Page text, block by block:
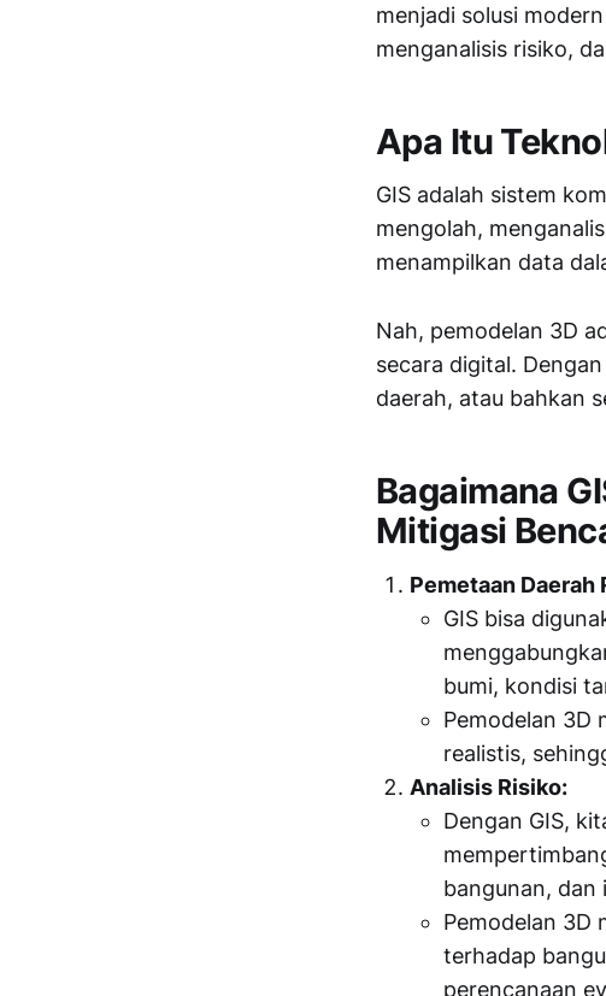
menjadi solusi
menganalisis risiko,
Apa Itu
GIS adalah sistem
mengolah,
menampilkan data
Nah, pemodelan 3D
secara digital.
daerah, atau bahkan
Bagaimana
Mitigasi
Pemetaan Daerah
GIS bisa
bumi, kondisi
Pemodelan 3D
realistis,
Analisis Risiko:
Dengan GIS,
bangunan,
Pemodelan 3D
terhadap
perencanaan